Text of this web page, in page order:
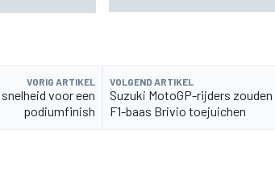
VORIG ARTIKEL
voor een
podiumfinish
VOLGEND ARTIKEL
Suzuki MotoGP-rijders
F1-baas Brivio toejuichen